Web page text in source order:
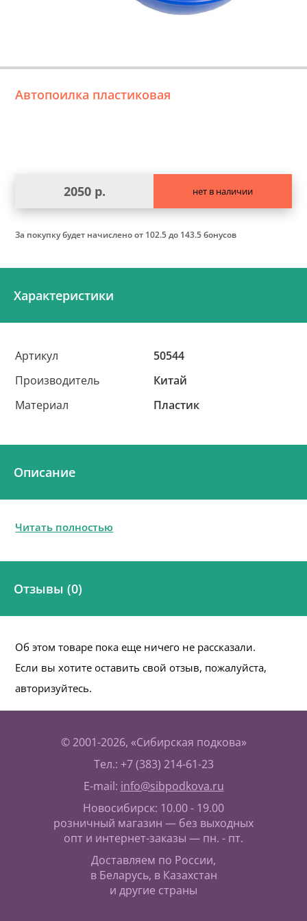
Автопоилка пластиковая
2050 р. нет в наличии
За покупку будет начисленоот 102.5 до 143.5 бонусов
Характеристики
Артикул
50544
Производитель
Китай
Материал
Пластик
Описание
Читать полностью
Отзывы (0)
Об этом товаре пока еще ничего не рассказали.
Если вы хотите оставить свой отзыв, пожалуйста,
авторизуйтесь.
© 2001-2026, «Сибирская подкова»
Тел.: +7 (383) 214-61-23
E-mail: info@sibpodkova.ru
Новосибирск: 10.00 - 19.00
розничный магазин — без выходных
опт и интернет-заказы — пн. - пт.
Доставляем по России,
в Беларусь, в Казахстан
и другие страны